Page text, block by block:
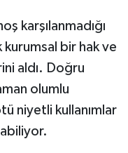
karşılanmadığı
bir hak ve
aldı. Doğru
olumlu
niyetli kullanımlar